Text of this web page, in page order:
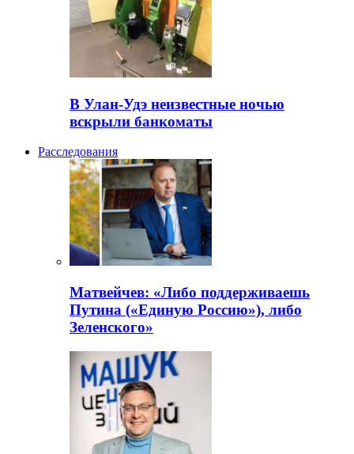
В Улан-Удэ неизвестные ночью
вскрыли банкоматы
Расследования
Матвейчев: «Либо поддерживаешь
Путина («Единую Россию»), либо
Зеленского»